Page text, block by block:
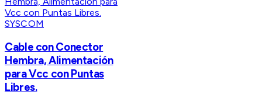
SYSCOM
Cable con Conector
Hembra, Alimentación
para Vcc con Puntas
Libres.